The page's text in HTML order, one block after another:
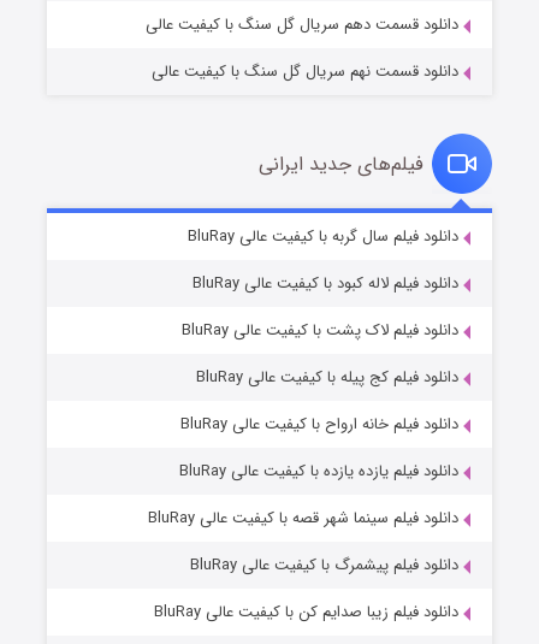
قسمت۷ (زیرنویس) منتشر شد
دانلود قسمت دهم سریال گل سنگ با کیفیت عالی
دانلود قسمت نهم سریال گل سنگ با کیفیت عالی
فیلم‌های جدید ایرانی
دانلود فیلم سال گربه با کیفیت عالی BluRay
دانلود فیلم لاله کبود با کیفیت عالی BluRay
دانلود فیلم لاک پشت با کیفیت عالی BluRay
دانلود فیلم کج‌ پیله با کیفیت عالی BluRay
دانلود فیلم خانه ارواح با کیفیت عالی BluRay
دانلود فیلم یازده یازده با کیفیت عالی BluRay
دانلود فیلم سینما شهر قصه با کیفیت عالی BluRay
دانلود فیلم پیشمرگ با کیفیت عالی BluRay
دانلود فیلم زیبا صدایم کن با کیفیت عالی BluRay